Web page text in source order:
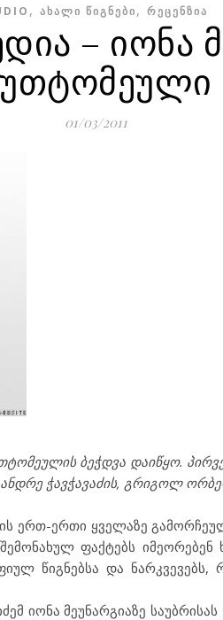
, ᲐᲮᲐᲚᲘ ᲬᲘᲒᲜᲔᲑᲘ, ᲠᲔᲪᲔᲜᲖᲘᲐ
– იონა
01/03/2011
ბეჭდვა დაიწყო.
ჭავჭავაძის, გრიგოლ
ერთ-ერთი ყველაზე
ფაქტებს
წიგნებსა და
იონა მეუნარგიაზე